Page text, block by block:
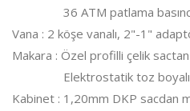
36 ATM patlama
Vana : 2 köşe vanalı, 2"-1"
Makara : Özel profilli çelik
Elektrostatik toz
Kabinet : 1,20mm DKP sacdan